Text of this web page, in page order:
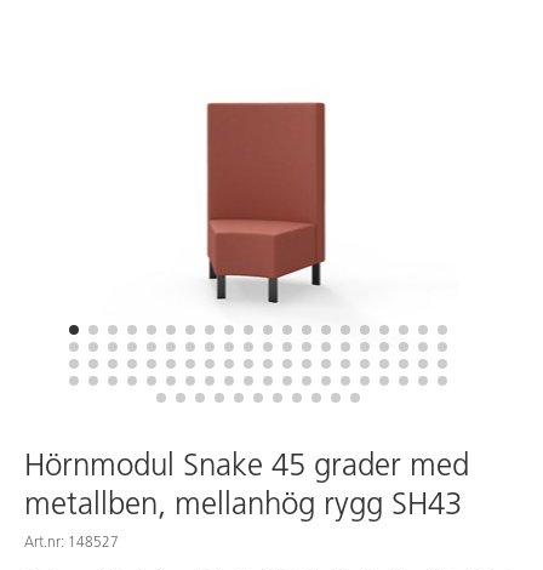
Hörnmodul Snake 45 grader med
metallben, mellanhög rygg SH43
Art.nr: 148527